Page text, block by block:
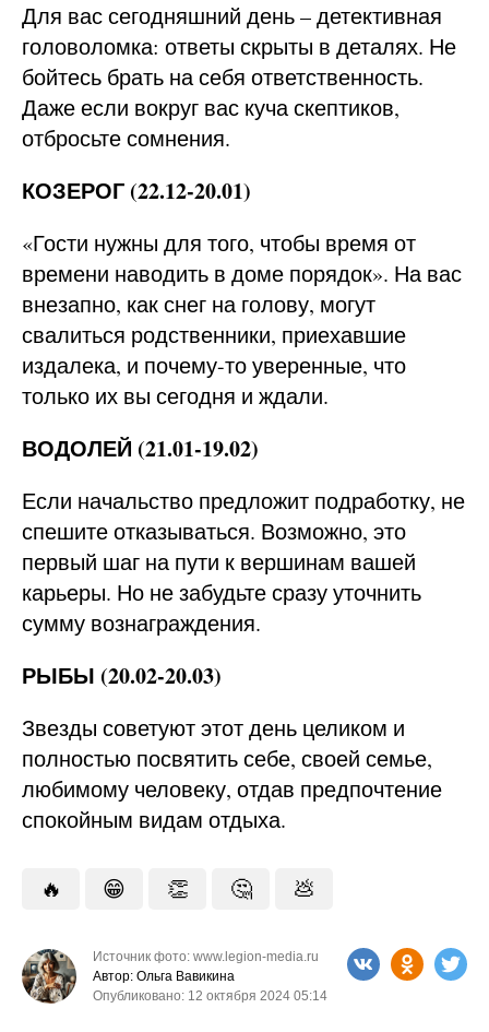
Для вас сегодняшний день – детективная
головоломка: ответы скрыты в деталях. Не
бойтесь брать на себя ответственность.
Даже если вокруг вас куча скептиков,
отбросьте сомнения.
КОЗЕРОГ (22.12-20.01)
«Гости нужны для того, чтобы время от
времени наводить в доме порядок». На вас
внезапно, как снег на голову, могут
свалиться родственники, приехавшие
издалека, и почему-то уверенные, что
только их вы сегодня и ждали.
ВОДОЛЕЙ (21.01-19.02)
Если начальство предложит подработку, не
спешите отказываться. Возможно, это
первый шаг на пути к вершинам вашей
карьеры. Но не забудьте сразу уточнить
сумму вознаграждения.
РЫБЫ (20.02-20.03)
Звезды советуют этот день целиком и
полностью посвятить себе, своей семье,
любимому человеку, отдав предпочтение
спокойным видам отдыха.
🔥 😁 👏 🤔 💩
Источник фото: www.legion-media.ru
Автор: Ольга Вавикина
Опубликовано: 12 октября 2024 05:14